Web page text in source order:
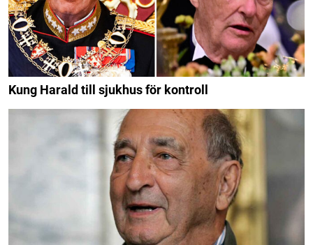
Kung Harald till sjukhus för kontroll